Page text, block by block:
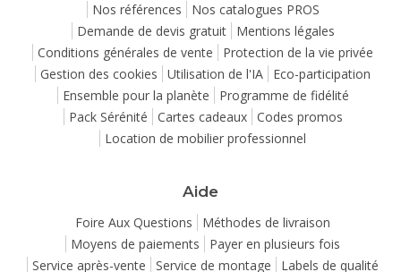
Nos références
Nos catalogues PROS
Demande de devis gratuit
Mentions légales
Conditions générales de vente
Protection de la vie privée
Gestion des cookies
Utilisation de l'IA
Eco-participation
Ensemble pour la planète
Programme de fidélité
Pack Sérénité
Cartes cadeaux
Codes promos
Location de mobilier professionnel
Aide
Foire Aux Questions
Méthodes de livraison
Moyens de paiements
Payer en plusieurs fois
Service après-vente
Service de montage Labels de qualité